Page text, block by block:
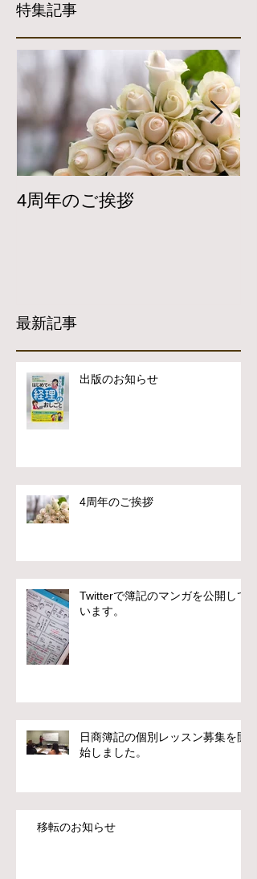
特集記事
4周年のご挨拶
最新記事
出版のお知らせ
4周年のご挨拶
Twitterで簿記のマンガを公開して
います。
日商簿記の個別レッスン募集を開
始しました。
移転のお知らせ